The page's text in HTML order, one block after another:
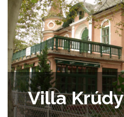
Villa Krúdy